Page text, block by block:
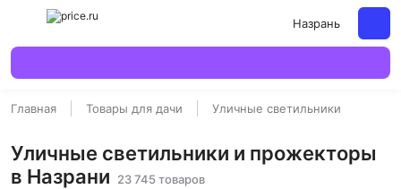
Назрань
Главная Товары для дачи Уличные светильники
Уличные светильники и прожекторы
в Назрани
23 745 товаров